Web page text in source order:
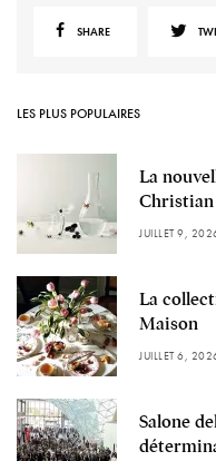
SHARE
LES PLUS POPULAIRES
La
JUILLET 9,
La
Maison
JUILLET 6,
Salone